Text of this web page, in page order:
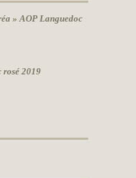
» AOP Languedoc
rosé 2019